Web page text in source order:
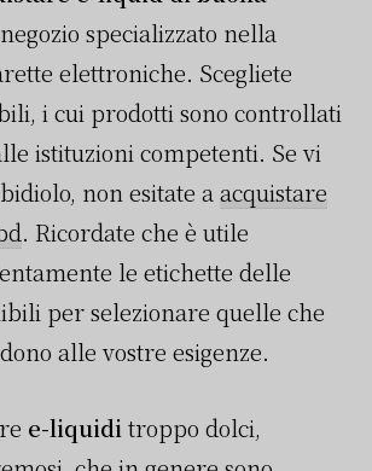
specializzato nella
elettroniche. Scegliete
i cui prodotti sono controllati
istituzioni competenti. Se vi
non esitate a acquistare
. Ricordate che è utile
le etichette delle
per selezionare quelle che
alle vostre esigenze.
e-liquidi troppo dolci,